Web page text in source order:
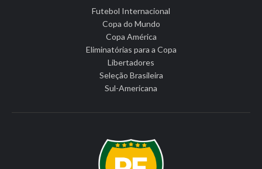
Futebol Internacional
Copa do Mundo
Copa América
Eliminatórias para a Copa
Libertadores
Seleção Brasileira
Sul-Americana